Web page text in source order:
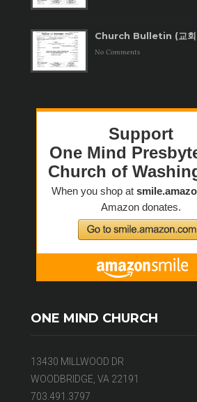
Church Bulletin (교
No Comments
ONE MIND CHURCH
13430 MILLWOOD DR
WOODBRIDGE, VA 22191
703.491.3797